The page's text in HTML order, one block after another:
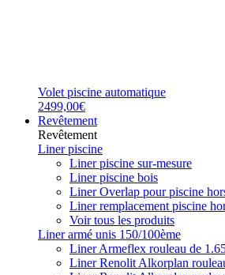
Volet piscine automatique
2499,00€
Revêtement
Revêtement
Liner piscine
Liner piscine sur-mesure
Liner piscine bois
Liner Overlap pour piscine
Liner remplacement piscine
Voir tous les produits
Liner armé unis 150/100ème
Liner Armeflex rouleau de
Liner Renolit Alkorplan